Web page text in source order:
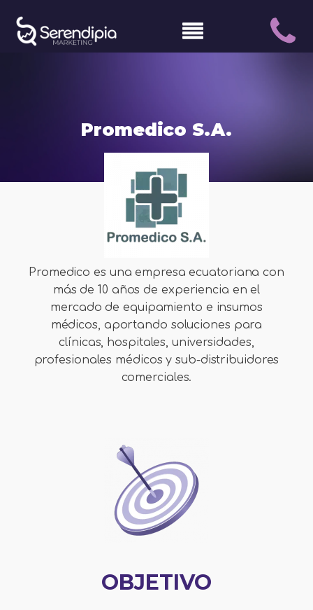
Promedico S.A.
Promedico es una empresa ecuatoriana con
más de 10 años de experiencia en el
mercado de equipamiento e insumos
médicos, aportando soluciones para
clínicas, hospitales, universidades,
profesionales médicos y sub-distribuidores
comerciales.
OBJETIVO